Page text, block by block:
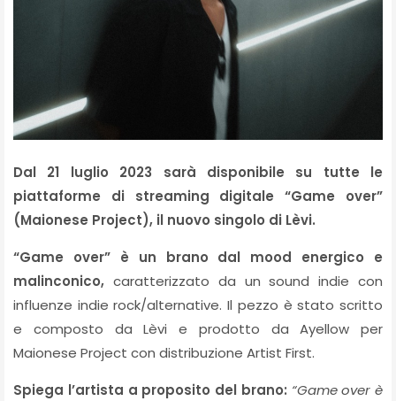
Dal 21 luglio 2023 sarà disponibile su tutte le
piattaforme di streaming digitale “Game over”
(Maionese Project), il nuovo singolo di Lèvi.
“Game over” è un brano dal mood energico e
malinconico, caratterizzato da un sound indie con
influenze indie rock/alternative. Il pezzo è stato scritto
e composto da Lèvi e prodotto da Ayellow per
Maionese Project con distribuzione Artist First.
Spiega l’artista a proposito del brano: “Game over è